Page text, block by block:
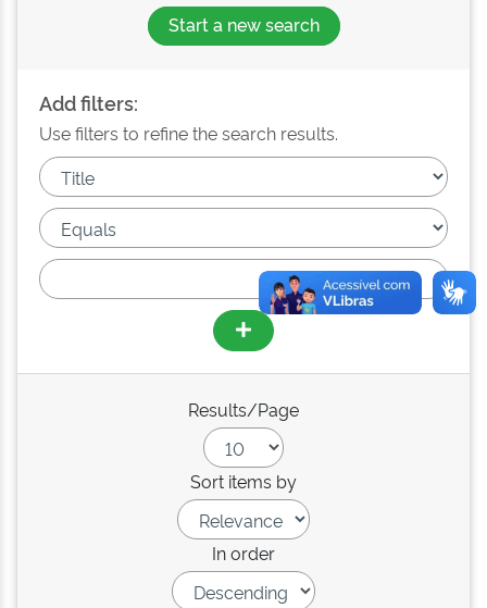
Start a new search
Add filters:
Use filters to refine the search results.
Results/Page
Sort items by
In order